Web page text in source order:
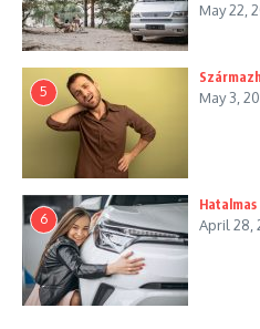
May 22,
5 May 3,
6 April 28,